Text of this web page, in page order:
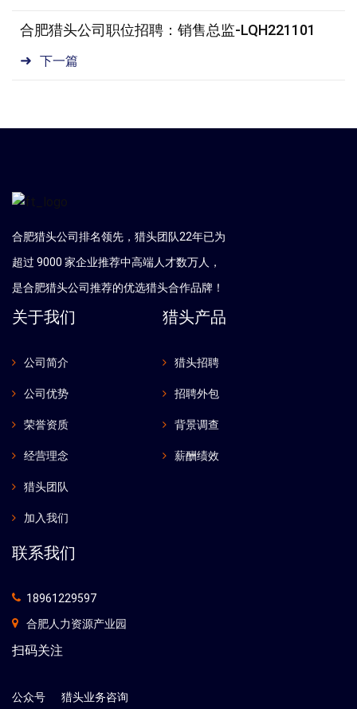
下一篇
合肥猎头公司职位招聘：销售总监-LQH221101
合肥猎头公司排名领先，猎头团队22年已为
超过 9000 家企业推荐中高端人才数万人，
是合肥猎头公司推荐的优选猎头合作品牌！
关于我们
公司简介
公司优势
荣誉资质
经营理念
猎头团队
加入我们
猎头产品
猎头招聘
招聘外包
背景调查
薪酬绩效
联系我们
18961229597
合肥人力资源产业园
扫码关注
公众号 猎头业务咨询